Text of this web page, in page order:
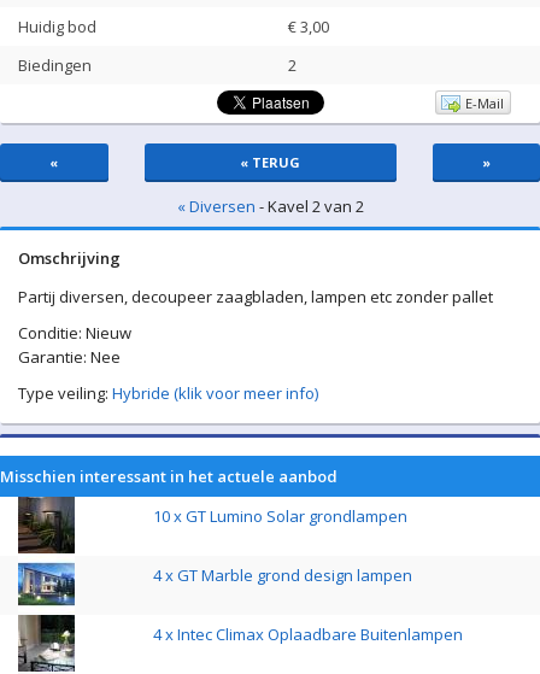
Huidig bod
€3,00
Biedingen
2
E-Mail
« « TERUG »
« Diversen - Kavel 2 van 2
Omschrijving
Partij diversen, decoupeer zaagbladen, lampen etc zonder pallet
Conditie: Nieuw
Garantie: Nee
Type veiling: Hybride (klik voor meer info)
Misschien interessant in het actuele aanbod
10 x GT Lumino Solar grondlampen
4 x GT Marble grond design lampen
4 x Intec Climax Oplaadbare Buitenlampen